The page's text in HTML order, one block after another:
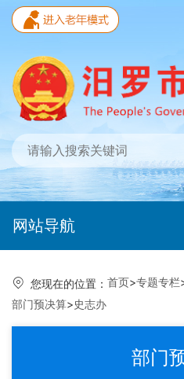
网站导航
您现在的位置： 首页>专题专栏
部门预决算>史志办
部门